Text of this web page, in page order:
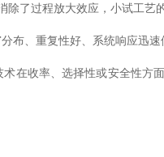
过程放大效应，小试工艺
、重复性好、系统响应迅速
收率、选择性或安全性方